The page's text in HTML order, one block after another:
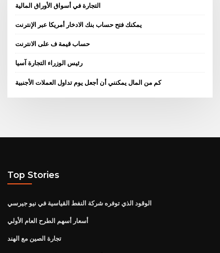
التجارة في أسواق الأوراق المالية
يمكنك فتح حساب بنك الادخار أمريكا عبر الإنترنت
حساب قيمة ف على الانترنت
رئيس الوزراء التجارة آسيا
كم من المال يمكنني أن أجعل يوم تداول العملات الأجنبية
Top Stories
الوقود الذي توفره شركة النفط القياسية في نيو جيرسي
أسعار أسهم الطرح العام الأولي
تجارة الصين مع الهند